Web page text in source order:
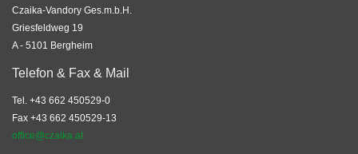
Czaika-Vandory Ges.m.b.H.
Griesfeldweg 19
A - 5101 Bergheim
Telefon & Fax & Mail
Tel. +43 662 450529-0
Fax +43 662 450529-13
office@czaika.at